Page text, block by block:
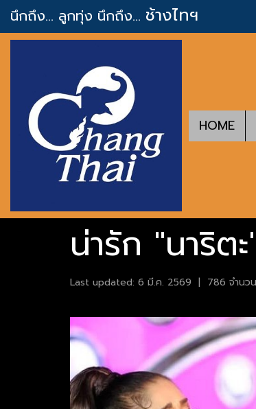
นึกถึง... ลูกทุ่ง นึกถึง... ช้างไทฯ
HOME
น่ารัก "นาริต
Last updated: 6 มี.ค. 2569 | 786 จำนว